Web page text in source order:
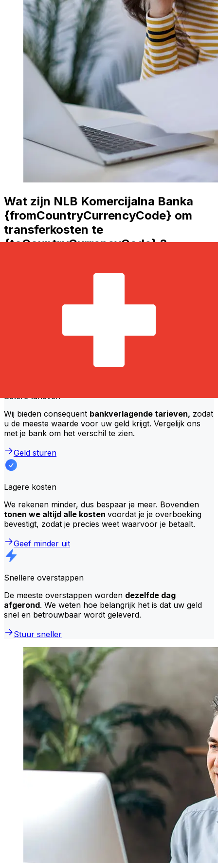
Wat zijn NLB Komercijalna Banka
{fromCountryCurrencyCode} om
transferkosten te
{toCountryCurrencyCode} ?
geldtransfers van RSD naar CHF hangen af van
wisselkoersen. Bekijk de vergelijkingstabel om NLB
Waarom overboeken met Xe in
Betere tarieven
Wij bieden consequent bankverlagende tarieven, zodat
u de meeste waarde voor uw geld krijgt. Vergelijk ons
met je bank om het verschil te zien.
Geld sturen
Lagere kosten
We rekenen minder, dus bespaar je meer. Bovendien
tonen we altijd alle kosten voordat je je overboeking
bevestigt, zodat je precies weet waarvoor je betaalt.
Geef minder uit
Snellere overstappen
De meeste overstappen worden dezelfde dag
afgerond. We weten hoe belangrijk het is dat uw geld
snel en betrouwbaar wordt geleverd.
Stuur sneller